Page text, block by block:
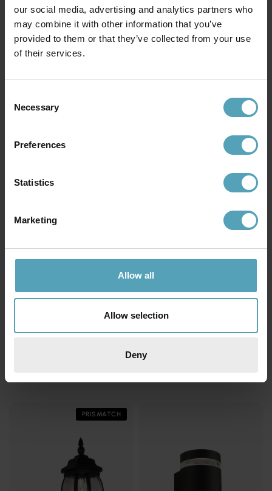
our social media, advertising and analytics partners who
may combine it with other information that you’ve
provided to them or that they’ve collected from your use
of their services.
Selection
Necessary
Preferences
Statistics
Marketing
Allow all
Allow selection
Deny
Napoli utelampa
Rek. 819 kr Rek. 299 kr
KAMPANJ
Houston utelampa
PRISMATCH